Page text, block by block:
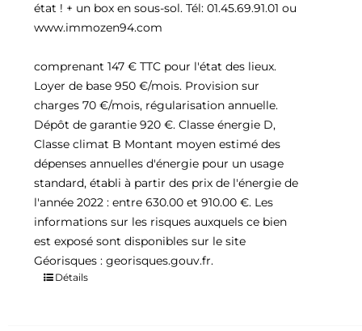
état ! + un box en sous-sol. Tél: 01.45.69.91.01 ou
www.immozen94.com
comprenant 147 € TTC pour l'état des lieux.
Loyer de base 950 €/mois. Provision sur
charges 70 €/mois, régularisation annuelle.
Dépôt de garantie 920 €. Classe énergie D,
Classe climat B Montant moyen estimé des
dépenses annuelles d'énergie pour un usage
standard, établi à partir des prix de l'énergie de
l'année 2022 : entre 630.00 et 910.00 €. Les
informations sur les risques auxquels ce bien
est exposé sont disponibles sur le site
Géorisques : georisques.gouv.fr.
Détails